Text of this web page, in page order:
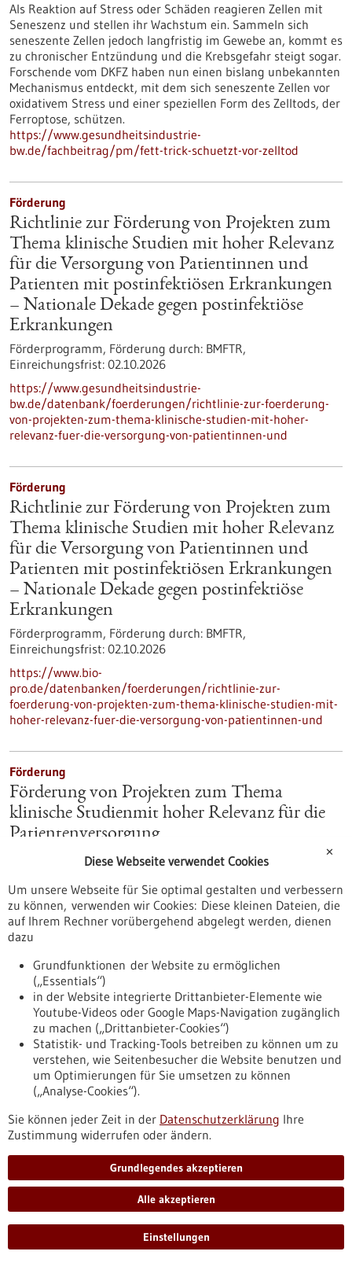
Als Reaktion auf Stress oder Schäden reagieren Zellen mit
Seneszenz und stellen ihr Wachstum ein. Sammeln sich
seneszente Zellen jedoch langfristig im Gewebe an, kommt es
zu chronischer Entzündung und die Krebsgefahr steigt sogar.
Forschende vom DKFZ haben nun einen bislang unbekannten
Mechanismus entdeckt, mit dem sich seneszente Zellen vor
oxidativem Stress und einer speziellen Form des Zelltods, der
Ferroptose, schützen.
https://www.gesundheitsindustrie-
bw.de/fachbeitrag/pm/fett-trick-schuetzt-vor-zelltod
Förderung
Richtlinie zur Förderung von Projekten zum
Thema klinische Studien mit hoher Relevanz
für die Versorgung von Patientinnen und
Patienten mit postinfektiösen Erkrankungen
– Nationale Dekade gegen postinfektiöse
Erkrankungen
Förderprogramm, Förderung durch: BMFTR,
Einreichungsfrist: 02.10.2026
https://www.gesundheitsindustrie-
bw.de/datenbank/foerderungen/richtlinie-zur-foerderung-
von-projekten-zum-thema-klinische-studien-mit-hoher-
relevanz-fuer-die-versorgung-von-patientinnen-und
Förderung
Richtlinie zur Förderung von Projekten zum
Thema klinische Studien mit hoher Relevanz
für die Versorgung von Patientinnen und
Patienten mit postinfektiösen Erkrankungen
– Nationale Dekade gegen postinfektiöse
Erkrankungen
Förderprogramm, Förderung durch: BMFTR,
Einreichungsfrist: 02.10.2026
https://www.bio-
pro.de/datenbanken/foerderungen/richtlinie-zur-
foerderung-von-projekten-zum-thema-klinische-studien-mit-
hoher-relevanz-fuer-die-versorgung-von-patientinnen-und
Förderung
Förderung von Projekten zum Thema
klinische Studienmit hoher Relevanz für die
Patientenversorgung
Förderprogramm,Förderung durch:BMFTR,
https://www.gesundheitsindustrie-
bw.de/datenbank/foerderungen/foerderung-von-projekten-
zum-thema-klinische-studienmit-hoher-relevanz-fuer-die-
patientenversorgung
Förderung
Förderung von Projekten zum Thema
klinische Studienmit hoher Relevanz für die
Patientenversorgung
Förderprogramm,Förderung durch:BMFTR,
Einreichungsfrist: 02.10.2026
https://www.bio-
pro.de/datenbanken/foerderungen/foerderung-von-
fuer-die-patientenversorgung
✕
Diese Webseite verwendet Cookies
Um unsere Webseite für Sie optimal gestalten und verbessern
zu können, verwenden wir Cookies: Diese kleinen Dateien, die
auf Ihrem Rechner vorübergehend abgelegt werden, dienen
dazu
Grundfunktionen der Website zu ermöglichen
(„Essentials“)
in der Website integrierte Drittanbieter-Elemente wie
Youtube-Videos oder Google Maps-Navigation zugänglich
zu machen („Drittanbieter-Cookies“)
Statistik- und Tracking-Tools betreiben zu können um zu
verstehen, wie Seitenbesucher die Website benutzen und
um Optimierungen für Sie umsetzen zu können
(„Analyse-Cookies“).
Sie können jeder Zeit in der Datenschutzerklärung Ihre
Zustimmung widerrufen oder ändern.
Grundlegendes akzeptieren
Alle akzeptieren
Einstellungen